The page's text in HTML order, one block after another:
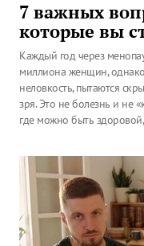
7 важных
которые вы
Каждый год через
миллиона женщин,
неловкость, пытаются
зря. Это не болезнь и не
где можно быть